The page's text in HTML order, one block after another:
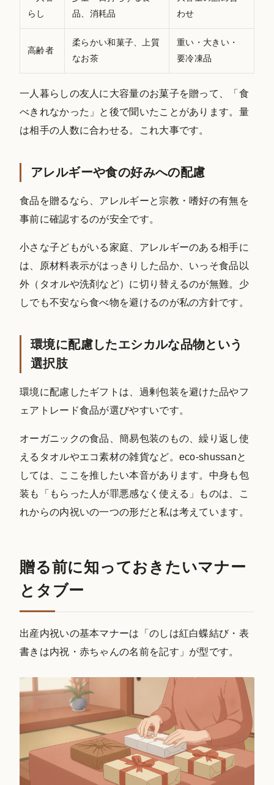
らし
品、消耗品
わせ
高齢者
柔らかい和菓子、上質
なお茶
重い・大きい・
要冷凍品
一人暮らしの友人に大容量のお菓子を贈って、「食
べきれなかった」と後で聞いたことがあります。量
は相手の人数に合わせる。これ大事です。
アレルギーや食の好みへの配慮
食品を贈るなら、アレルギーと宗教・嗜好の有無を
事前に確認するのが安全です。
小さな子どもがいる家庭、アレルギーのある相手に
は、原材料表示がはっきりした品か、いっそ食品以
外（タオルや洗剤など）に切り替えるのが無難。少
しでも不安なら食べ物を避けるのが私の方針です。
環境に配慮したエシカルな品物という
選択肢
環境に配慮したギフトは、過剰包装を避けた品やフ
ェアトレード食品が選びやすいです。
オーガニックの食品、簡易包装のもの、繰り返し使
えるタオルやエコ素材の雑貨など。eco-shussanと
しては、ここを推したい本音があります。中身も包
装も「もらった人が罪悪感なく使える」ものは、こ
れからの内祝いの一つの形だと私は考えています。
贈る前に知っておきたいマナー
とタブー
出産内祝いの基本マナーは「のしは紅白蝶結び・表
書きは内祝・赤ちゃんの名前を記す」が型です。